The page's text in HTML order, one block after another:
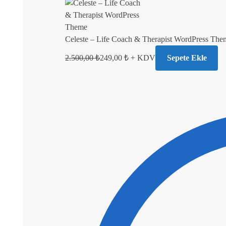
Celeste – Life Coach & Therapist WordPress
2.500,00₺249,00 ₺+ KDV Sepete Ekle